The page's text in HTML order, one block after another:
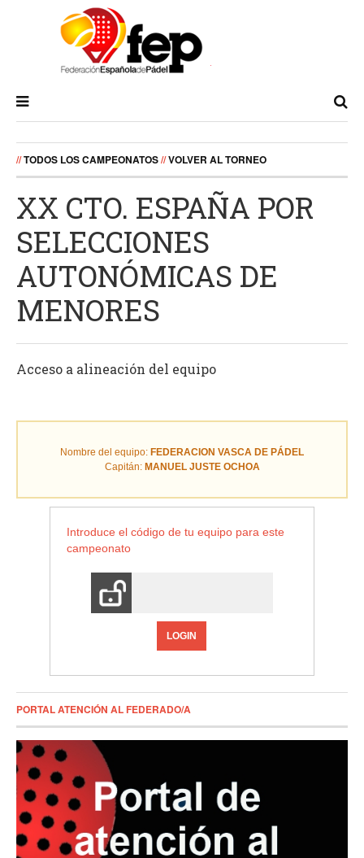
//TODOS LOS CAMPEONATOS//VOLVER AL TORNEO
XX CTO. ESPAÑA POR
SELECCIONES
AUTONÓMICAS DE
MENORES
Acceso a alineación del equipo
Nombre del equipo: FEDERACION VASCA DE PÁDEL
Capitán: MANUEL JUSTE OCHOA
Introduce el código de tu equipo para este
campeonato
LOGIN
PORTAL ATENCIÓN AL FEDERADO/A